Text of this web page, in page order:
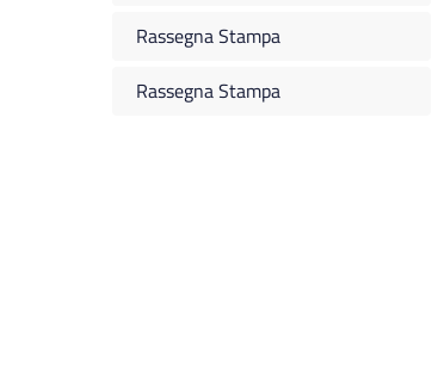
Rassegna Stampa
Rassegna Stampa